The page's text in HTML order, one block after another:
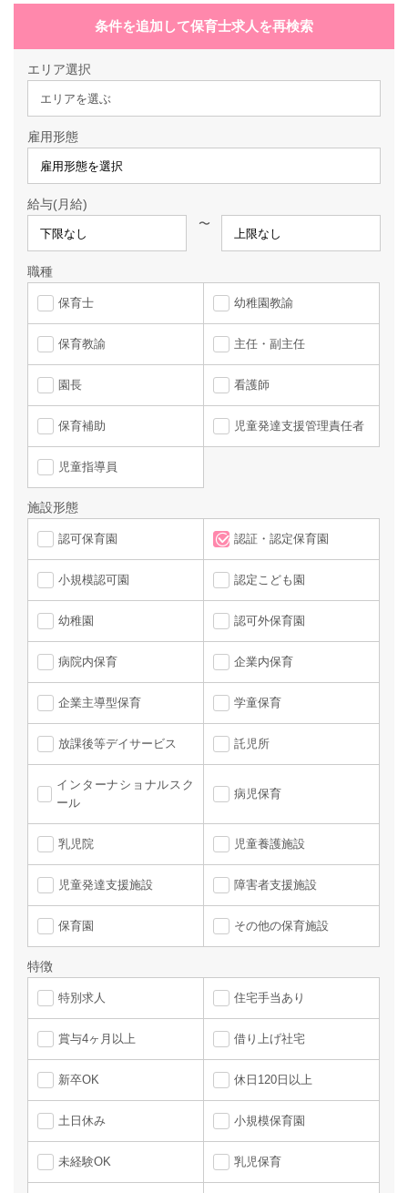
条件を追加して保育士求人を再検索
エリア選択
エリアを選ぶ
雇用形態
給与(月給)
〜
職種
保育士 幼稚園教諭
保育教諭 主任・副主任
園長 看護師
保育補助 児童発達支援管理責任者
児童指導員
施設形態
認可保育園 認証・認定保育園
小規模認可園 認定こども園
幼稚園 認可外保育園
病院内保育 企業内保育
企業主導型保育 学童保育
放課後等デイサービス 託児所
インターナショナルスク
ール
病児保育
乳児院 児童養護施設
児童発達支援施設 障害者支援施設
保育園 その他の保育施設
特徴
特別求人 住宅手当あり
賞与4ヶ月以上 借り上げ社宅
新卒OK 休日120日以上
土日休み 小規模保育園
未経験OK 乳児保育